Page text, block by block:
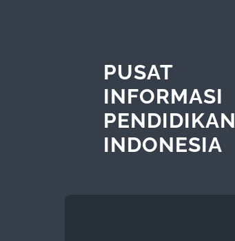
PUSAT
INFORMASI
PENDIDIKAN
INDONESIA